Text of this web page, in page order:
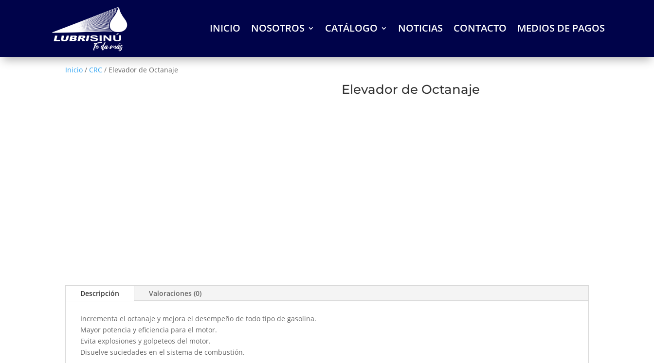
INICIO NOSOTROS CATÁLOGO NOTICIAS CONTACTO MEDIOS DE PAGOS
Inicio / CRC / Elevador de Octanaje
Elevador de Octanaje
Descripción Valoraciones (0)
Incrementa el octanaje y mejora el desempeño de todo tipo de gasolina.
Mayor potencia y eficiencia para el motor.
Evita explosiones y golpeteos del motor.
Disuelve suciedades en el sistema de combustión.